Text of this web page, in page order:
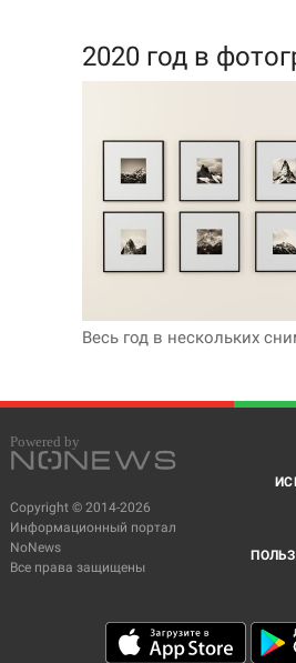
2020 год в
Весь год в нескольких
Copyright © 2014-2026
Информационный портал
NoNews
Все права защищены